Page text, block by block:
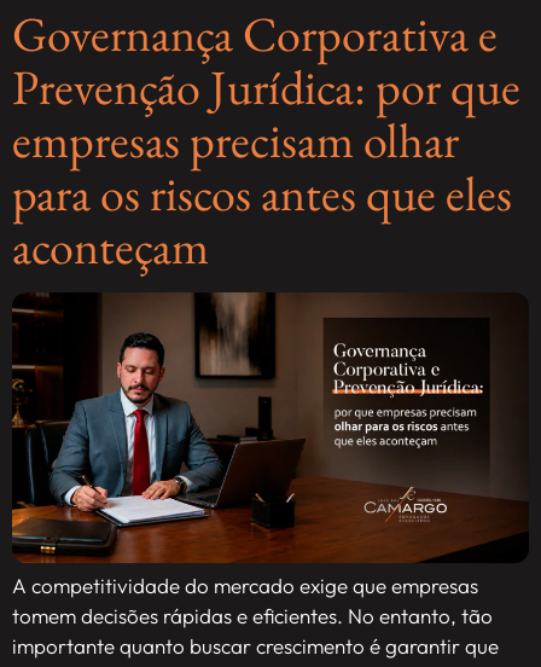
Governança Corporativa e
Prevenção Jurídica: por que
empresas precisam olhar
para os riscos antes que eles
aconteçam
A competitividade do mercado exige que empresas
tomem decisões rápidas e eficientes. No entanto, tão
importante quanto buscar crescimento é garantir que